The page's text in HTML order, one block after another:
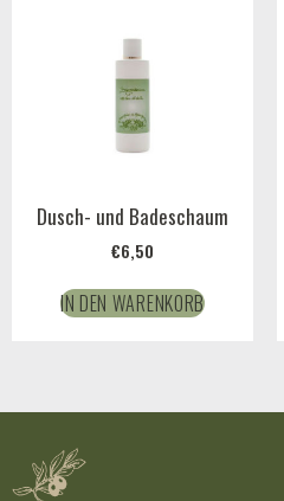
Dusch- und Badeschaum
€6,50
IN DEN WARENKORB